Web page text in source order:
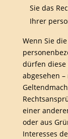
Sie das
Ihrer
Wenn Sie
dürfen diese
abgesehen
einer
oder aus
Interesses